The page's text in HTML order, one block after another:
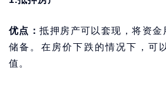
优点：抵押房产可以套现，将资金
储备。在房价下跌的情况下，可
值。